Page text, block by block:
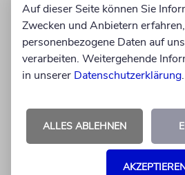
von Laura Cazés
06.08.2026
Auf dieser Seite können Sie
Zwecken und Anbietern
personenbezogene Daten auf
verarbeiten. Weitergehende
in unserer Datenschutzerklärung.
ALLES ABLEHNEN